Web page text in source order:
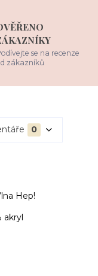
se na recenze
zákazníků
0
Hep!
akryl